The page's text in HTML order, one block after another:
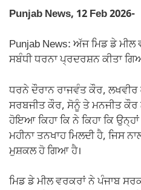
o
o
k
p
p
m
Punjab News, 12 Feb 2026-
Punjab News: ਅੱਜ ਮਿਡ ਡੇ
ਸਬੰਧੀ ਧਰਨਾ ਪ੍ਰਦਰਸ਼ਨ ਕੀਤਾ
ਧਰਨੇ ਦੌਰਾਨ ਰਾਜਵੰਤ ਕੌਰ,
ਸਰਬਜੀਤ ਕੌਰ, ਸੋਨੂੰ ਤੇ ਮਨਜੀਤ
ਹੋਇਆ ਕਿਹਾ ਕਿ ਨੇ ਕਿਹਾ ਕਿ
ਮਹੀਨਾ ਤਨਖਾਹ ਮਿਲਦੀ ਹੈ, ਜਿਸ
ਮੁਸ਼ਕਲ ਹੋ ਗਿਆ ਹੈ।
ਮਿਡ ਡੇ ਮੀਲ ਵਰਕਰਾਂ ਨੇ ਪੰਜਾਬ